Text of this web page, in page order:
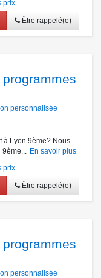
prix
Être rappelé(e)
personnalisée
à Lyon 9ème? Nous
En savoir plus
prix
Être rappelé(e)
personnalisée